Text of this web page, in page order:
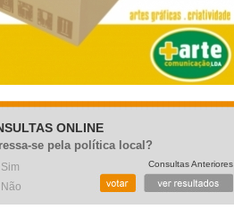
ONLINE
se pela política local?
Sim
Não
Consultas Anteriores